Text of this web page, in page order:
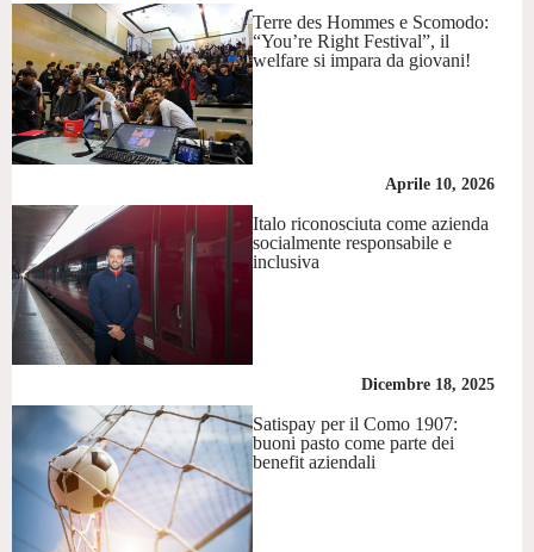
Terre des Hommes e Scomodo:
“You’re Right Festival”, il
welfare si impara da giovani!
Aprile 10, 2026
Italo riconosciuta come azienda
socialmente responsabile e
inclusiva
Dicembre 18, 2025
Satispay per il Como 1907:
buoni pasto come parte dei
benefit aziendali